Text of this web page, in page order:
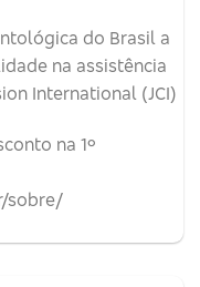
do Brasil a
na assistência
International (JCI)
na 1º
sobre/